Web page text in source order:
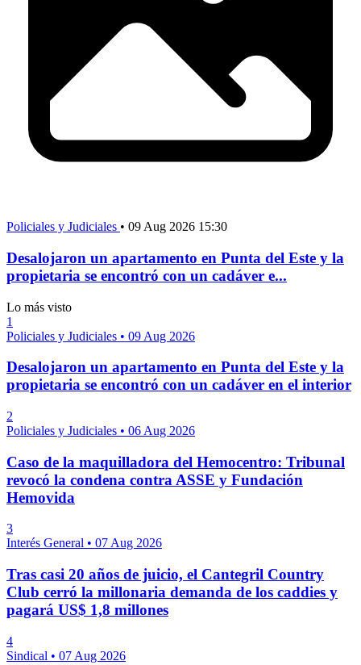
Policiales y Judiciales • 09 Aug 2026 15:30
Desalojaron un apartamento en Punta del Este y la
propietaria se encontró con un cadáver e...
Lo más visto
1
Policiales y Judiciales • 09 Aug 2026
Desalojaron un apartamento en Punta del Este y la
propietaria se encontró con un cadáver en el interior
2
Policiales y Judiciales • 06 Aug 2026
Caso de la maquilladora del Hemocentro: Tribunal
revocó la condena contra ASSE y Fundación
Hemovida
3
Interés General • 07 Aug 2026
Tras casi 20 años de juicio, el Cantegril Country
Club cerró la millonaria demanda de los caddies y
pagará US$ 1,8 millones
4
Sindical • 07 Aug 2026